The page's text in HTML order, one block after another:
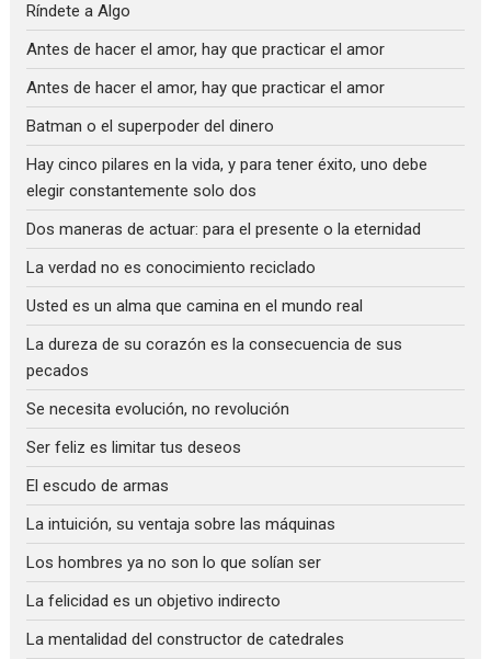
Ríndete a Algo
Antes de hacer el amor, hay que practicar el amor
Antes de hacer el amor, hay que practicar el amor
Batman o el superpoder del dinero
Hay cinco pilares en la vida, y para tener éxito, uno debe
elegir constantemente solo dos
Dos maneras de actuar: para el presente o la eternidad
La verdad no es conocimiento reciclado
Usted es un alma que camina en el mundo real
La dureza de su corazón es la consecuencia de sus
pecados
Se necesita evolución, no revolución
Ser feliz es limitar tus deseos
El escudo de armas
La intuición, su ventaja sobre las máquinas
Los hombres ya no son lo que solían ser
La felicidad es un objetivo indirecto
La mentalidad del constructor de catedrales